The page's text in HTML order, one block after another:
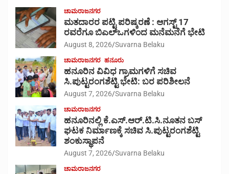
ಚಾಮರಾಜನಗರ
ಮತದಾರರ ಪಟ್ಟಿ ಪರಿಷ್ಕರಣೆ : ಆಗಸ್ಟ್ 17
ರವರೆಗೂ ಬಿಎಲ್‍ಒಗಳಿಂದ ಮನೆಮನೆಗೆ ಭೇಟಿ
August 8, 2026 Suvarna Belaku
ಚಾಮರಾಜನಗರ ಹನೂರು
ಹನೂರಿನ ವಿವಿಧ ಗ್ರಾಮಗಳಿಗೆ ಸಚಿವ
ಸಿ.ಪುಟ್ಟರಂಗಶೆಟ್ಟಿ ಭೇಟಿ: ಬರ ಪರಿಶೀಲನೆ
August 7, 2026 Suvarna Belaku
ಚಾಮರಾಜನಗರ
ಹನೂರಿನಲ್ಲಿ ಕೆ.ಎಸ್.ಆರ್.ಟಿ.ಸಿ.ನೂತನ ಬಸ್
ಘಟಕ ನಿರ್ಮಾಣಕ್ಕೆ ಸಚಿವ ಸಿ.ಪುಟ್ಟರಂಗಶೆಟ್ಟಿ
ಶಂಕುಸ್ಥಾಪನೆ
August 7, 2026 Suvarna Belaku
ಚಾಮರಾಜನಗರ